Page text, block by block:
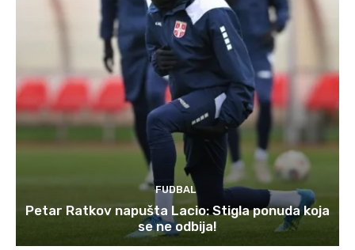
FUDBAL
Petar Ratkov napušta Lacio: Stigla ponuda koja
se ne odbija!